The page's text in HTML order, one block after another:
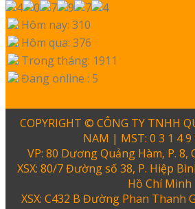
Hôm nay: 310
Hôm qua: 376
Trong tháng: 1911
Đang online : 5
COPYRIGHT © CÔNG TY TNHH
NAM | MST: 0 3 1 4 9
VP: 80 Dương Quảng Hàm, P. 8,
XSX: 80/7 Đường số 38, P. Hiệp
Hồ Chí Minh
XSX: C432 B Đường Phan Thanh